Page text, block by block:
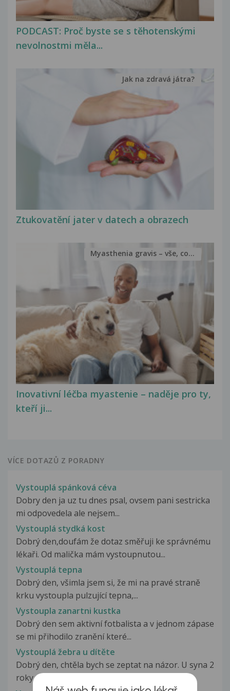
PODCAST: Proč byste se s těhotenskými
nevolnostmi měla...
Ztukovatění jater v datech a obrazech
Jak na zdravá játra?
Inovativní léčba myastenie – naděje pro ty,
kteří ji...
Myasthenia gravis – vše, co...
VÍCE DOTAZŮ Z PORADNY
Vystouplá spánková céva
Dobry den ja uz tu dnes psal, ovsem pani sestricka
mi odpovedela ale nejsem...
Vystouplá stydká kost
Dobrý den,doufám že dotaz směřuji ke správnému
lékaři. Od malička mám vystoupnutou...
Vystouplá tepna
Dobrý den, všimla jsem si, že mi na pravé straně
krku vystoupla pulzující tepna,...
Vystoupla zanartni kustka
Dobrý den sem aktivní fotbalista a v jednom zápase
se mi přihodilo zranění které...
Vystouplá žebra u dítěte
Dobrý den, chtěla bych se zeptat na názor. U syna 2
roky si muž všiml vystouplejšího...